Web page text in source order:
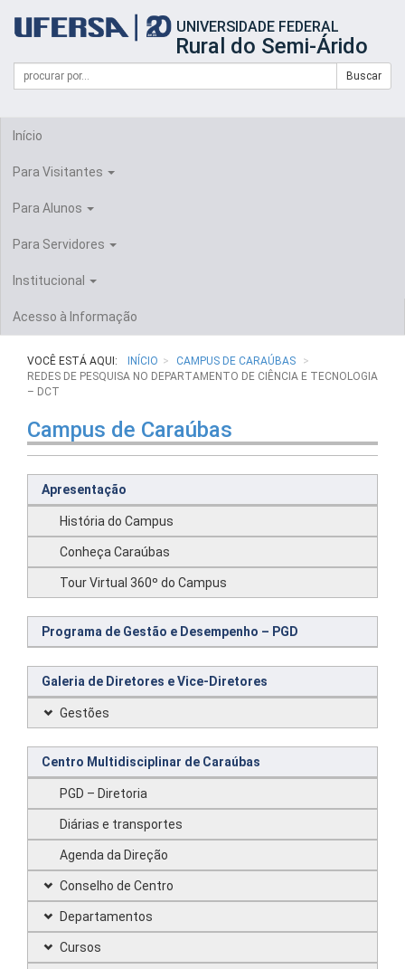
portal
UFERSA
UNIVERSIDADE FEDERAL
Rural do Semi-Árido
Formulário
Busca
Campo
de
Buscar
Início
Para Visitantes
Para Alunos
Para Servidores
Institucional
Acesso à Informação
VOCÊ ESTÁ AQUI: INÍCIO
CAMPUS DE CARAÚBAS
REDES DE PESQUISA NO DEPARTAMENTO DE CIÊNCIA E TECNOLOGIA
– DCT
Campus de Caraúbas
Apresentação
História do Campus
Conheça Caraúbas
Tour Virtual 360º do Campus
Programa de Gestão e Desempenho – PGD
Galeria de Diretores e Vice-Diretores
Gestões
Centro Multidisciplinar de Caraúbas
PGD – Diretoria
Diárias e transportes
Agenda da Direção
Conselho de Centro
Departamentos
Cursos